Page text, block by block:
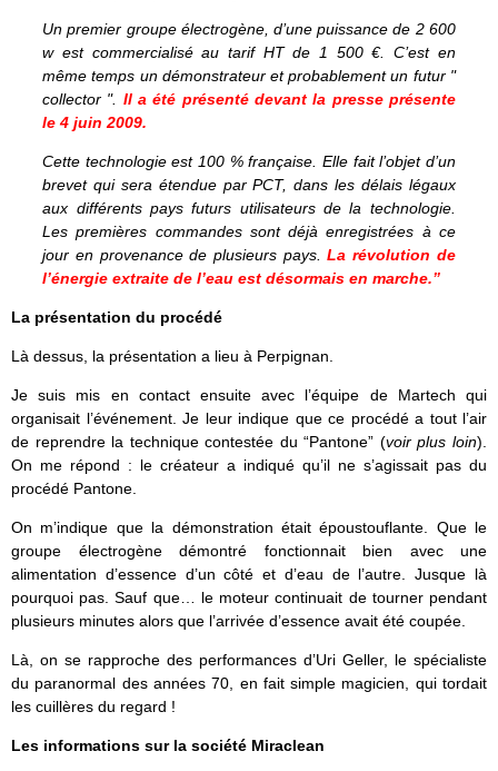
Un premier groupe électrogène, d’une puissance de 2 600
w est commercialisé au tarif HT de 1 500 €. C’est en
même temps un démonstrateur et probablement un futur "
collector ". Il a été présenté devant la presse présente
le 4 juin 2009.
Cette technologie est 100 % française. Elle fait l’objet d’un
brevet qui sera étendue par PCT, dans les délais légaux
aux différents pays futurs utilisateurs de la technologie.
Les premières commandes sont déjà enregistrées à ce
jour en provenance de plusieurs pays.La révolution de
l’énergie extraite de l’eau est désormais en marche.”
La présentation du procédé
Là dessus, la présentation a lieu à Perpignan.
Je suis mis en contact ensuite avec l’équipe de Martech qui
organisait l’événement. Je leur indique que ce procédé a tout l’air
de reprendre la technique contestée du “Pantone” (voir plus loin).
On me répond : le créateur a indiqué qu’il ne s’agissait pas du
procédé Pantone.
On m’indique que la démonstration était époustouflante. Que le
groupe électrogène démontré fonctionnait bien avec une
alimentation d’essence d’un côté et d’eau de l’autre. Jusque là
pourquoi pas. Sauf que… le moteur continuait de tourner pendant
plusieurs minutes alors que l’arrivée d’essence avait été coupée.
Là, on se rapproche des performances d’Uri Geller, le spécialiste
du paranormal des années 70, en fait simple magicien, qui tordait
les cuillères du regard !
Les informations sur la société Miraclean